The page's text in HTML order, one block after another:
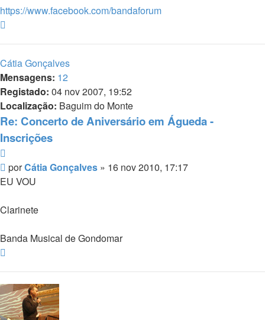
https://www.facebook.com/bandaforum
Cátia Gonçalves
Mensagens: 12
Registado: 04 nov 2007, 19:52
Localização: Baguim do Monte
Re: Concerto de Aniversário em Águeda -
Inscrições
Mensagem
porCátia Gonçalves » 16 nov 2010, 17:17
EU VOU
Clarinete
Banda Musical de Gondomar